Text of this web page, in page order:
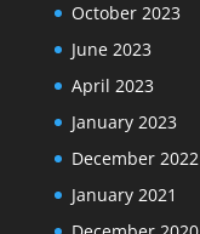
October 2023
June 2023
April 2023
January 2023
December 2022
January 2021